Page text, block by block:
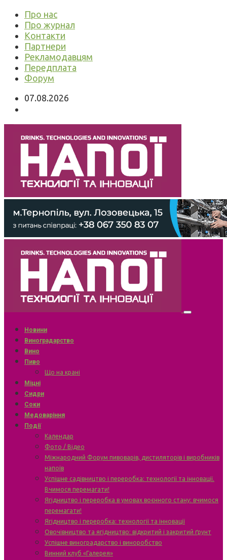
Про нас
Про журнал
Контакти
Партнери
Рекламодавцям
Передплата
Форум
07.08.2026
Новини
Виноградарство
Вино
Пиво
Що на крані
Міцні
Сидри
Соки
Медоваріння
Події
Календар
Фото / Відео
Міжнародний Форум пивоварів, дистиляторів і виробників
напоїв
Успішне садівництво і переробка: технології та інновації.
Вчимося перемагати!
Ягідництво і переробка в умовах воєнного стану: вчимося
перемагати!
Ягідництво і переробка: технології та інновації
Овочівництво та ягідництво: відкритий і закритий ґрунт
Успішне виноградарство і виноробство
Винний клуб «Галерея»